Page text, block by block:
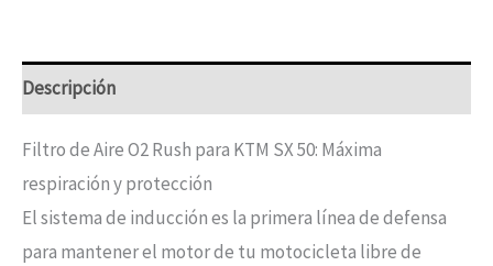
Descripción
Filtro de Aire O2 Rush para KTM SX 50: Máxima
respiración y protección
El sistema de inducción es la primera línea de defensa
para mantener el motor de tu motocicleta libre de